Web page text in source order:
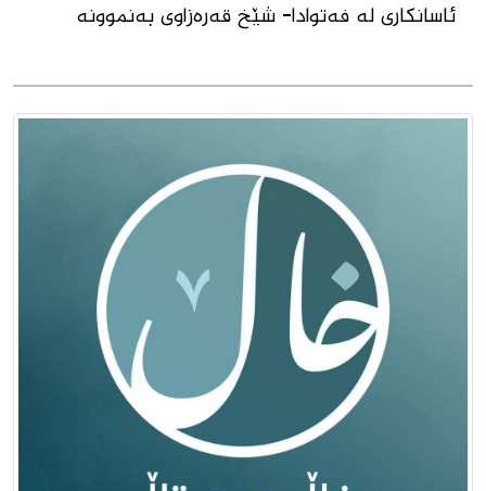
ئاسانكاری لە فەتوادا- شێخ قەرەزاوی بەنموونە